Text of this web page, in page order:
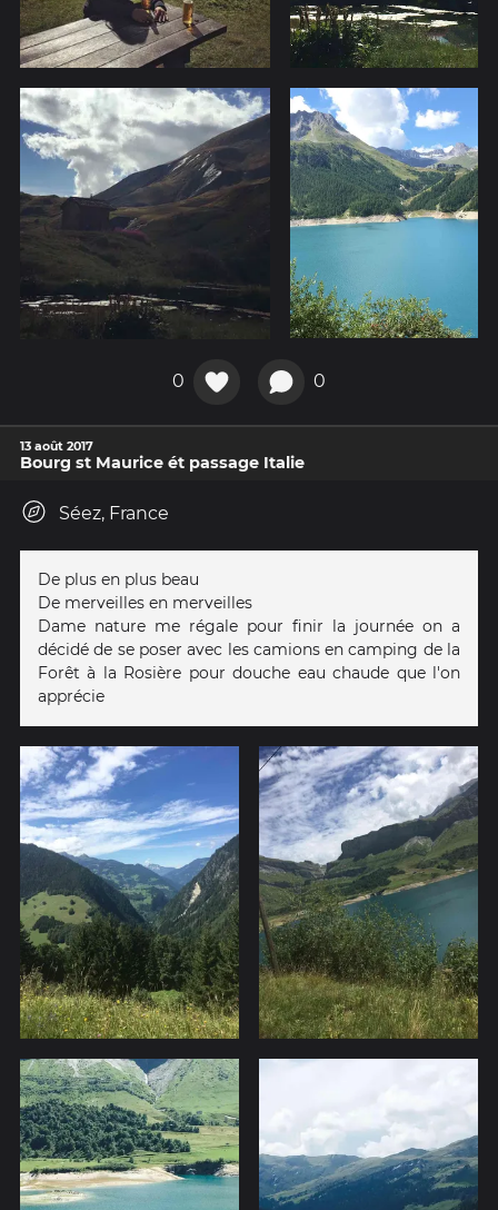
0 0
13 août 2017
Bourg st Maurice ét passage Italie
Séez, France
De plus en plus beau
De merveilles en merveilles
Dame nature me régale pour finir la journée on a
décidé de se poser avec les camions en camping de la
Forêt à la Rosière pour douche eau chaude que l'on
apprécie